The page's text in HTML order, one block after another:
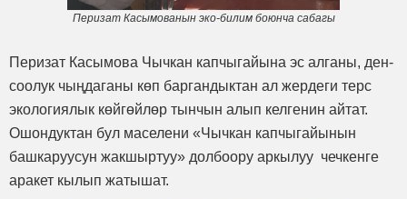
Перизат Касымованын эко-билим боюнча сабагы
Перизат Касымова Чычкан капчыгайына эс алганы, ден-
соолук чыңдаганы көп баргандыктан ал жердеги терс
экологиялык көйгөйлөр тынчын алып келгенин айтат.
Ошондуктан бул маселени «Чычкан капчыгайынын
башкаруусун жакшыртуу» долбоору аркылуу чечкенге
аракет кылып жатышат.